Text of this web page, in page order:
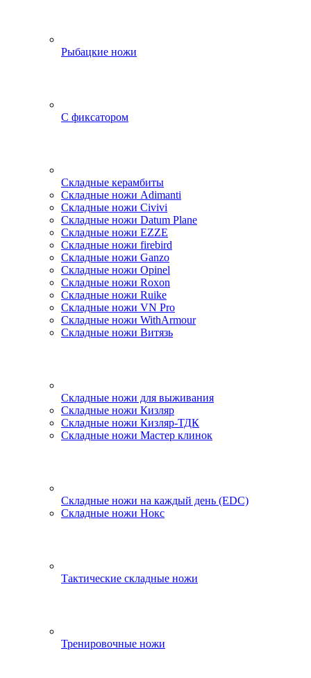
Рыбацкие ножи
С фиксатором
Складные керамбиты
Складные ножи Adimanti
Складные ножи Civivi
Складные ножи Datum Plane
Складные ножи EZZE
Складные ножи firebird
Складные ножи Ganzo
Складные ножи Opinel
Складные ножи Roxon
Складные ножи Ruike
Складные ножи VN Pro
Складные ножи WithArmour
Складные ножи Витязь
Складные ножи для выживания
Складные ножи Кизляр
Складные ножи Кизляр-ТДК
Складные ножи Мастер клинок
Складные ножи на каждый день (EDC)
Складные ножи Нокс
Тактические складные ножи
Тренировочные ножи